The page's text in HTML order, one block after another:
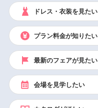
ドレス・衣装を見たい
プラン料金が知りたい
最新のフェアが見たい
会場を見学したい